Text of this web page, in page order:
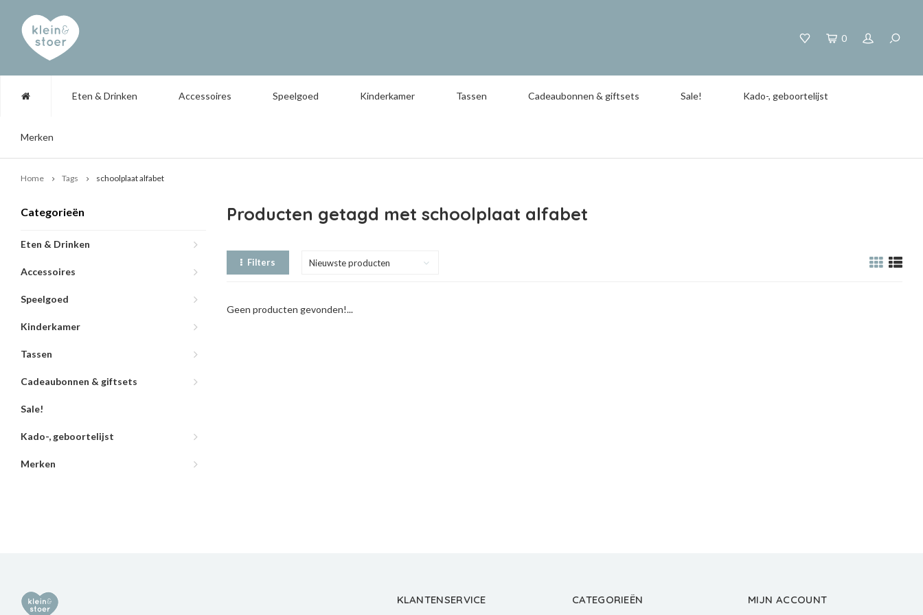
0
Eten & Drinken Accessoires Speelgoed Kinderkamer Tassen Cadeaubonnen & giftsets Sale! Kado-, geboortelijst
Merken
Home Tags schoolplaat alfabet
Categorieën
Eten & Drinken
Accessoires
Speelgoed
Kinderkamer
Tassen
Cadeaubonnen & giftsets
Sale!
Kado-, geboortelijst
Merken
Producten getagd met schoolplaat alfabet
Filters Nieuwste producten
Geen producten gevonden!...
KLANTENSERVICE CATEGORIEËN MIJN ACCOUNT